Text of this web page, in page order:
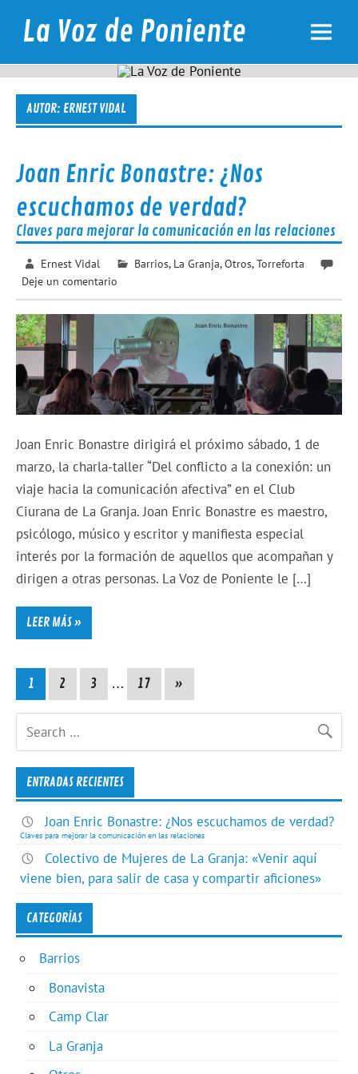
contentLa Voz de Poniente
Noticias de los barrios de Poniente de Tarragona
AUTOR: ERNEST VIDAL
Joan Enric Bonastre: ¿Nos
escuchamos de verdad?
Claves para mejorar la comunicación en las relaciones
Ernest Vidal Barrios, La Granja,Otros,Torreforta
Deje un comentario
Joan Enric Bonastre dirigirá el próximo sábado, 1 de
marzo, la charla-taller “Del conflicto a la conexión: un
viaje hacia la comunicación afectiva” en el Club
Ciurana de La Granja. Joan Enric Bonastre es maestro,
psicólogo, músico y escritor y manifiesta especial
interés por la formación de aquellos que acompañan y
dirigen a otras personas. La Voz de Poniente le […]
LEER MÁS »
1 2 3 … 17 »
ENTRADAS RECIENTES
Joan Enric Bonastre: ¿Nos escuchamos de verdad?
Claves para mejorar la comunicación en las relaciones
Colectivo de Mujeres de La Granja: «Venir aquí
viene bien, para salir de casa y compartir aficiones»
CATEGORÍAS
Barrios
Bonavista
Camp Clar
La Granja